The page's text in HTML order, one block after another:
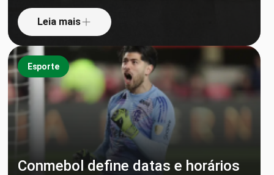
Leia mais
Esporte
Conmebol define datas e horários